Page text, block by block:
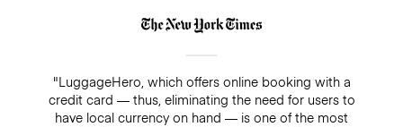
"LuggageHero, which offers online booking with a
credit card — thus, eliminating the need for users to
have local currency on hand — is one of the most